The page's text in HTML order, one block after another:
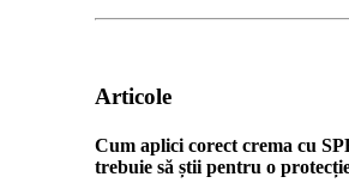
Articole
Cum aplici corect crema cu
trebuie să știi pentru o